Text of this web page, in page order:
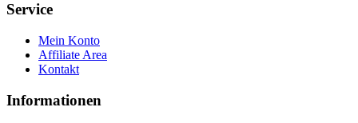
Service
Mein Konto
Affiliate Area
Kontakt
Informationen